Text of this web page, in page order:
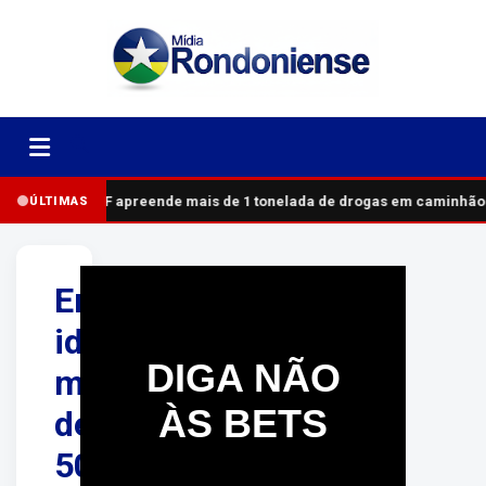
ÚLTIMASPRF apreende mais de 1 tonelada de drogas em caminhão
Energisa
identifica
mais
de
50
DIGA NÃO
ÀS BETS